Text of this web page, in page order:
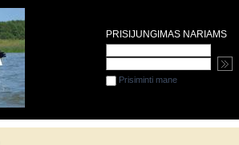
PRISIJUNGIMAS NARIAMS
Prisiminti mane